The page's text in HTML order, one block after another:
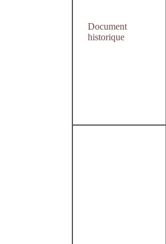
Document
historique